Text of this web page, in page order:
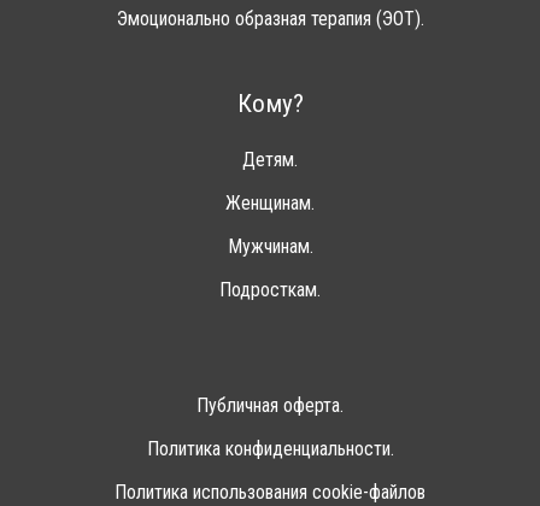
Эмоционально образная терапия (ЭОТ).
Кому?
Детям.
Женщинам.
Мужчинам.
Подросткам.
Публичная оферта.
Политика конфиденциальности.
Политика использования cookie-файлов